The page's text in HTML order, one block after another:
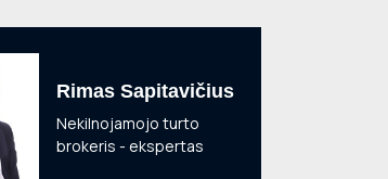
Rimas Sapitavičius
Nekilnojamojo turto
brokeris - ekspertas